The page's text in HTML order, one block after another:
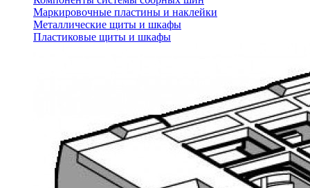
Маркировочные пластины и наклейки
Металлические щиты и шкафы
Пластиковые щиты и шкафы